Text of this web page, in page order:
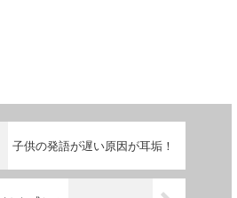
子供の発語が遅い原因が耳垢！